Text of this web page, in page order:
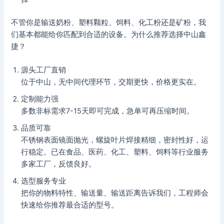
不管你是输送奶粉、塑料颗粒、饲料、化工粉还是矿粉，我
们基本都能给你匹配到合适的设备。为什么推荐选择中山鑫
捷？
源头工厂直销
位于中山，无中间代理环节，交期更快，价格更实在。
定制能力强
多数非标需求7-15天即可完成，急单可再压缩时间。
品质可靠
不锈钢表面镜面抛光，螺旋叶片焊接精细，密封性好，运
行稳定。已在食品、医药、化工、塑料、饲料等行业服务
多家工厂，反馈良好。
选型服务专业
把你的物料特性、输送量、输送距离告诉我们，工程师会
快速给你推荐最合适的型号。